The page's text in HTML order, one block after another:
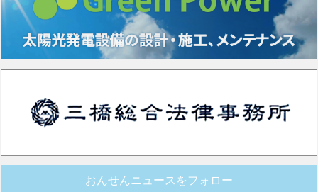
おんせんニュースをフォロー